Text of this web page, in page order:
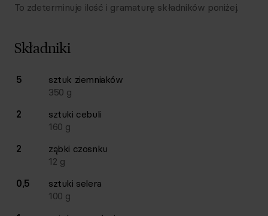
To zdeterminuje ilość i gramaturę składników poniżej.
Składniki
Lista składników przepisu z ilościami i wagami
Ilość Składnik
5 sztuk ziemniaków
350 g
2
sztuki cebuli
160 g
2
ząbki czosnku
12 g
0,5
sztuki selera
100 g